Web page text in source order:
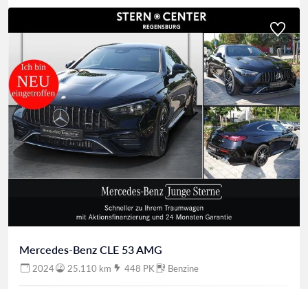
Mercedes-Benz CLE 53 AMG
2024 25.110 km 448 PK Benzine